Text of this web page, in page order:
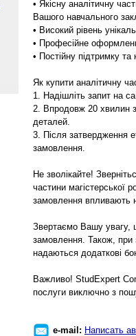
• Якісну аналітичну
Вашого навчального
• Високий рівень
• Професійне
• Постійну підтримку
Як купити аналітичну
1. Надішліть запит на
2. Впродовж 20 хвилин
деталей.
3. Після затвердження
замовлення.
Не зволікайте!
частини магістерської
замовлення впливають
Звертаємо Вашу увагу,
замовлення. Також, при
надаються додаткові
Важливо! StudExpert
послуги виключно з
e-mail: Написать